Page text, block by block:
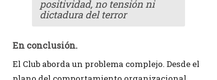
positividad, no tensión ni
dictadura del terror
En conclusión.
El Club aborda un problema complejo. Desde el